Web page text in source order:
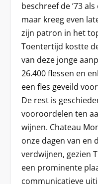
beschreef de ’73
maar kreeg even
zijn patron in het
Toentertijd kostte
van deze jonge
26.400 flessen en
een fles geveild
De rest is
vooroordelen ten
wijnen. Chateau
onze dagen van en
verdwijnen, gezien
een prominente
communicatieve